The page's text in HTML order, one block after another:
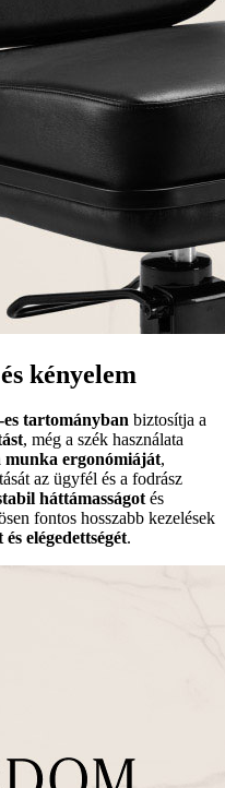
kényelem
es tartományban biztosítja a
, még a szék használata
munka ergonómiáját,
az ügyfél és a fodrász
háttámasságotés
fontos hosszabb kezelések
elégedettségét.